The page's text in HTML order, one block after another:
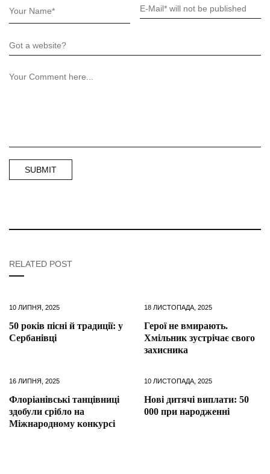
RELATED POST
10 ЛИПНЯ, 2025
50 років пісні й традиції: у
Сербанівці
18 ЛИСТОПАДА, 2025
Герої не вмирають.
Хмільник зустрічає свого
захисника
16 ЛИПНЯ, 2025
Флоріанівські танцівниці
здобули срібло на
Міжнародному конкурсі
10 ЛИСТОПАДА, 2025
Нові дитячі виплати: 50
000 при народженні